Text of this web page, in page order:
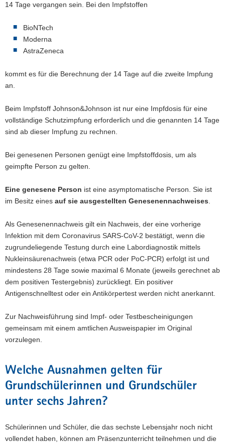
14 Tage vergangen sein. Bei den Impfstoffen
BioNTech
Moderna
AstraZeneca
kommt es für die Berechnung der 14 Tage auf die zweite Impfung
an.
Beim Impfstoff Johnson&Johnson ist nur eine Impfdosis für eine
vollständige Schutzimpfung erforderlich und die genannten 14 Tage
sind ab dieser Impfung zu rechnen.
Bei genesenen Personen genügt eine Impfstoffdosis, um als
geimpfte Person zu gelten.
Eine genesene Person ist eine asymptomatische Person. Sie ist
im Besitz eines auf sie ausgestellten Genesenennachweises
Als Genesenennachweis gilt ein Nachweis, der eine vorherige
Infektion mit dem Coronavirus SARS-CoV-2 bestätigt, wenn die
zugrundeliegende Testung durch eine Labordiagnostik mittels
Nukleinsäurenachweis (etwa PCR oder PoC-PCR) erfolgt ist und
mindestens 28 Tage sowie maximal 6 Monate (jeweils gerechnet ab
dem positiven Testergebnis) zurückliegt. Ein positiver
Antigenschnelltest oder ein Antikörpertest werden nicht anerkannt.
Zur Nachweisführung sind Impf- oder Testbescheinigungen
gemeinsam mit einem amtlichen Ausweispapier im Original
vorzulegen.
Welche Ausnahmen gelten für
Grundschülerinnen und Grundschüler
unter sechs Jahren?
Schülerinnen und Schüler, die das sechste Lebensjahr noch nicht
vollendet haben, können am Präsenzunterricht teilnehmen und die